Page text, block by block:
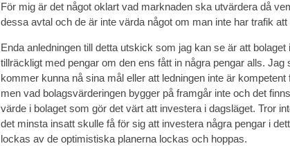
För mig är det något oklart vad marknaden ska utvärdera då
dessa avtal och de är inte värda något om man inte har trafik
Enda anledningen till detta utskick som jag kan se är att bolaget
tillräckligt med pengar om den ens fått in några pengar alls. Jag
kommer kunna nå sina mål eller att ledningen inte är kompetent
men vad bolagsvärderingen bygger på framgår inte och det
värde i bolaget som gör det värt att investera i dagsläget. Tror
det minsta insatt skulle få för sig att investera några pengar i
lockas av de optimistiska planerna lockas och hoppas.